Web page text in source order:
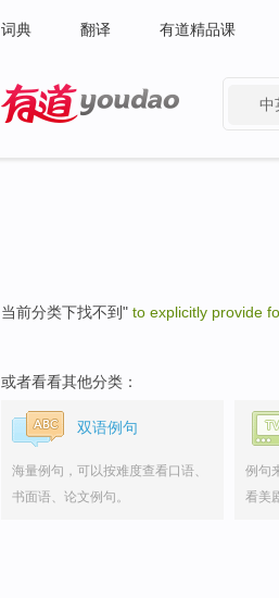
词典 翻译 有道精品课
中
当前分类下找不到" to explicitly provide
或者看看其他分类：
双语例句
海量例句，可以按难度查看口语、
书面语、论文例句。
例句
看美